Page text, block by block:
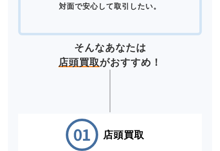
対面で安心して取引したい。
そんなあなたは
店頭買取がおすすめ！
店頭買取